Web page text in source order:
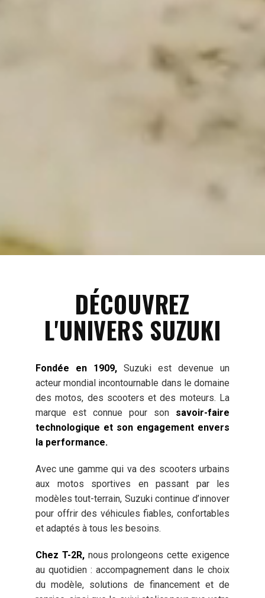
DÉCOUVREZ
L'UNIVERS SUZUKI
Fondée en 1909, Suzuki est devenue un
acteur mondial incontournable dans le domaine
des motos, des scooters et des moteurs. La
marque est connue pour son savoir-faire
technologique et son engagement envers
la performance.
Avec une gamme qui va des scooters urbains
aux motos sportives en passant par les
modèles tout-terrain, Suzuki continue d’innover
pour offrir des véhicules fiables, confortables
et adaptés à tous les besoins.
Chez T-2R,nous prolongeons cette exigence
au quotidien : accompagnement dans le choix
du modèle, solutions de financement et de